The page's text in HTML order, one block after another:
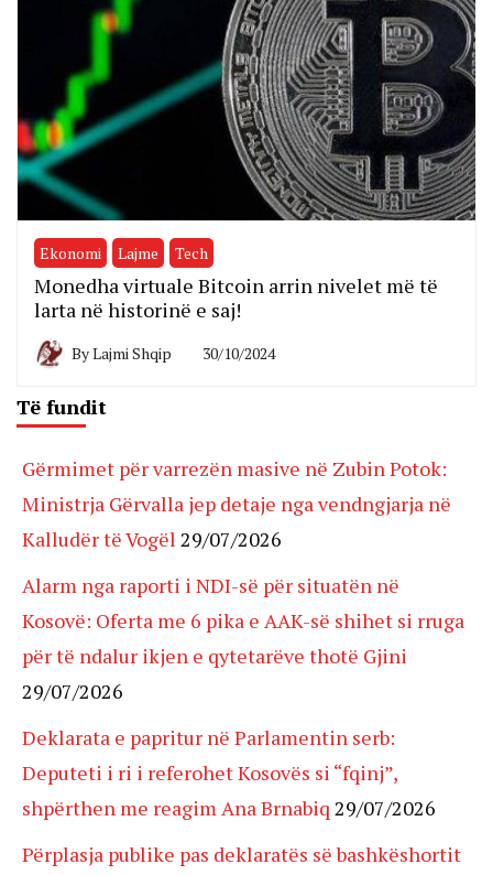
Ekonomi Lajme Tech
Monedha virtuale Bitcoin arrin nivelet më të
larta në historinë e saj!
ByLajmi Shqip 30/10/2024
Të fundit
Gërmimet për varrezën masive në Zubin Potok:
Ministrja Gërvalla jep detaje nga vendngjarja në
Kalludër të Vogël 29/07/2026
Alarm nga raporti i NDI-së për situatën në
Kosovë: Oferta me 6 pika e AAK-së shihet si rruga
për të ndalur ikjen e qytetarëve thotë Gjini
29/07/2026
Deklarata e papritur në Parlamentin serb:
Deputeti i ri i referohet Kosovës si “fqinj”,
shpërthen me reagim Ana Brnabiq 29/07/2026
Përplasja publike pas deklaratës së bashkëshortit